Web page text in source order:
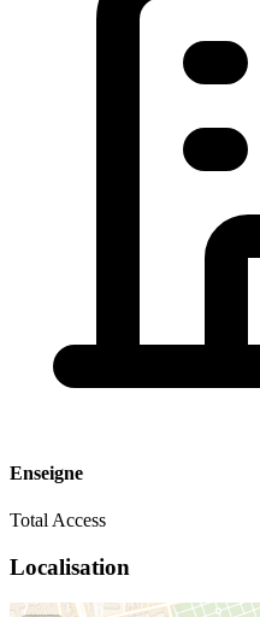
Enseigne
Total Access
Localisation